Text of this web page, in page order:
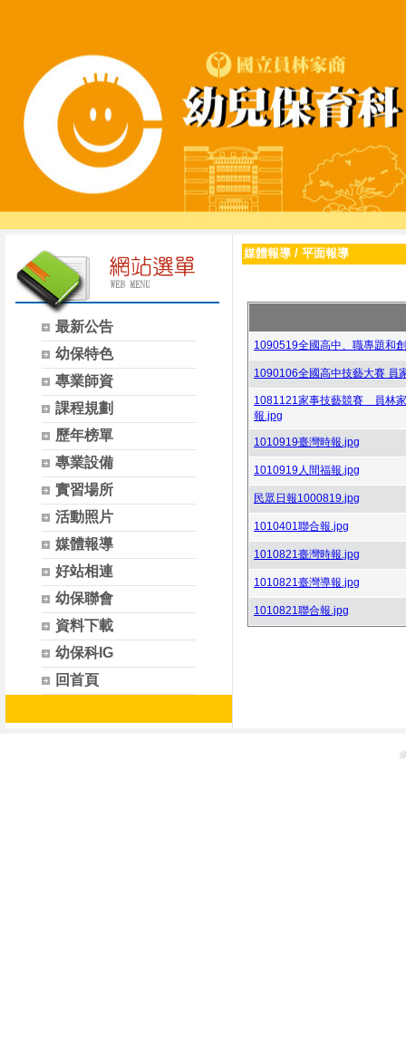
最新公告
幼保特色
專業師資
課程規劃
歷年榜單
專業設備
實習場所
活動照片
媒體報導
好站相連
幼保聯會
資料下載
幼保科IG
回首頁
媒體報導 / 平面報導
1090519全國高中、職專題和
1090106全國高中技藝大賽 員
1081121家事技藝競賽 員林
報.jpg
1010919臺灣時報.jpg
1010919人間福報.jpg
民眾日報1000819.jpg
1010401聯合報.jpg
1010821臺灣時報.jpg
1010821臺灣導報.jpg
1010821聯合報.jpg